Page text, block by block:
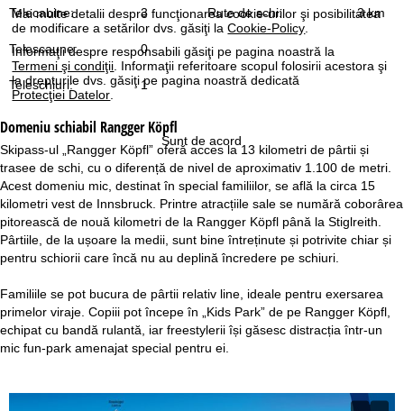
Mai multe detalii despre funcţionarea cookie-urilor şi posibilitatea
de modificare a setărilor dvs. găsiţi laCookie-Policy.
Informaţii despre responsabili găsiţi pe pagina noastră la
Termeni şi condiţii. Informaţii referitoare scopul folosirii acestora şi
la drepturile dvs. găsiţi pe pagina noastră dedicată
Protecţiei Datelor.
Sunt de acord
Telecabine: 3 Rute de schi: 3 km
Telescaune: 0
Teleschiuri: 1
Domeniu schiabil Rangger Köpfl
Skipass-ul „Rangger Köpfl” oferă acces la 13 kilometri de pârtii și
trasee de schi, cu o diferență de nivel de aproximativ 1.100 de metri.
Acest domeniu mic, destinat în special familiilor, se află la circa 15
kilometri vest de Innsbruck. Printre atracțiile sale se numără coborârea
pitorească de nouă kilometri de la Rangger Köpfl până la Stiglreith.
Pârtiile, de la ușoare la medii, sunt bine întreținute și potrivite chiar și
pentru schiorii care încă nu au deplină încredere pe schiuri.
Familiile se pot bucura de pârtii relativ line, ideale pentru exersarea
primelor viraje. Copiii pot începe în „Kids Park” de pe Rangger Köpfl,
echipat cu bandă rulantă, iar freestylerii își găsesc distracția într-un
mic fun-park amenajat special pentru ei.